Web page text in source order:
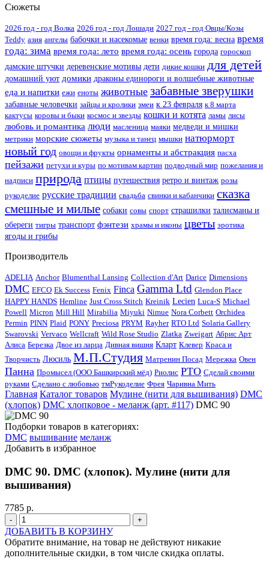
Сюжеты
2026 год - год Волка 2026 год - год Лошади 2027 год - год Овцы/Козы
Teddy азия ангелы бабочки и насекомые венки время года: весна время
года: зима время года: лето время года: осень города гороскоп
дамские штучки деревенские мотивы дети дикие кошки для детей
домашний уют домики драконы единороги и волшебные животные
еда и напитки ежи еноты животные забавные зверушки
забавные человечки зайцы и кролики змеи к 23 февраля к 8 марта
кактусы коровы и быки космос и звезды кошки и котята ламы лисы
любовь и романтика люди масленица маяки медведи и мишки
метрики морские сюжеты музыка и танец мышки натюрморт
новый год овощи и фрукты орнаменты и абстракция пасха
пейзажи петухи и куры по мотивам картин подводный мир пожелания и
надписи природа птицы путешествия ретро и винтаж розы
рукоделие русские традиции свадьба свинки и кабанчики сказка
смешные и милые собаки совы спорт страшилки талисманы и
обереги тигры транспорт фэнтези храмы и иконы цветы эротика
ягоды и грибы
Производитель
ADELIA Anchor Blumenthal Lansing Collection d'Art Darice Dimensions
DMC EFCO Ek Success Fenix Finca Gamma Ltd Glendon Place
HAPPY HANDS Hemline Just Cross Stitch Kreinik Lecien Luca-S Michael
Powell Micron Mill Hill Mirabilia Miyuki Nimue Nora Corbett Orchidea
Permin PINN Plaid PONY Preciosa PRYM Rayher RTO Ltd Solaria Gallery
Swarovski Vervaco Wellcraft Wild Rose Studio Zlatka Zweigart Абрис Арт
Алиса Березка Двое из ларца Дивная вишня Кларт Клевер Краса и
Творчисть Люсиль М.П.Студия Матренин Посад Мережка Овен
Панна Промысел (ООО Башкирский мёд) Риолис РТО Сделай своими
руками Сделано с любовью тмРукоделиe Фрея Чаривна Мить
Главная Каталог товаров Мулине (нити для вышивания) DMC
(хлопок) DMC хлопковое - меланж (арт. #117) DMC 90
Подборки товаров в категориях:
DMC вышивание меланж
Добавить в избранное
DMC 90. DMC (хлопок). Мулине (нити для
вышивания)
7785 р.
- +
ДОБАВИТЬ В КОРЗИНУ
Обратите внимание, на товар не действуют никакие
дополнительные скидки, в том числе скидка оплаты.